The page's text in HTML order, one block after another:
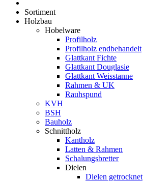
Sortiment
Holzbau
Hobelware
Profilholz
Profilholz endbehandelt
Glattkant Fichte
Glattkant Douglasie
Glattkant Weisstanne
Rahmen & UK
Rauhspund
KVH
BSH
Bauholz
Schnittholz
Kantholz
Latten & Rahmen
Schalungsbretter
Dielen
Dielen getrocknet